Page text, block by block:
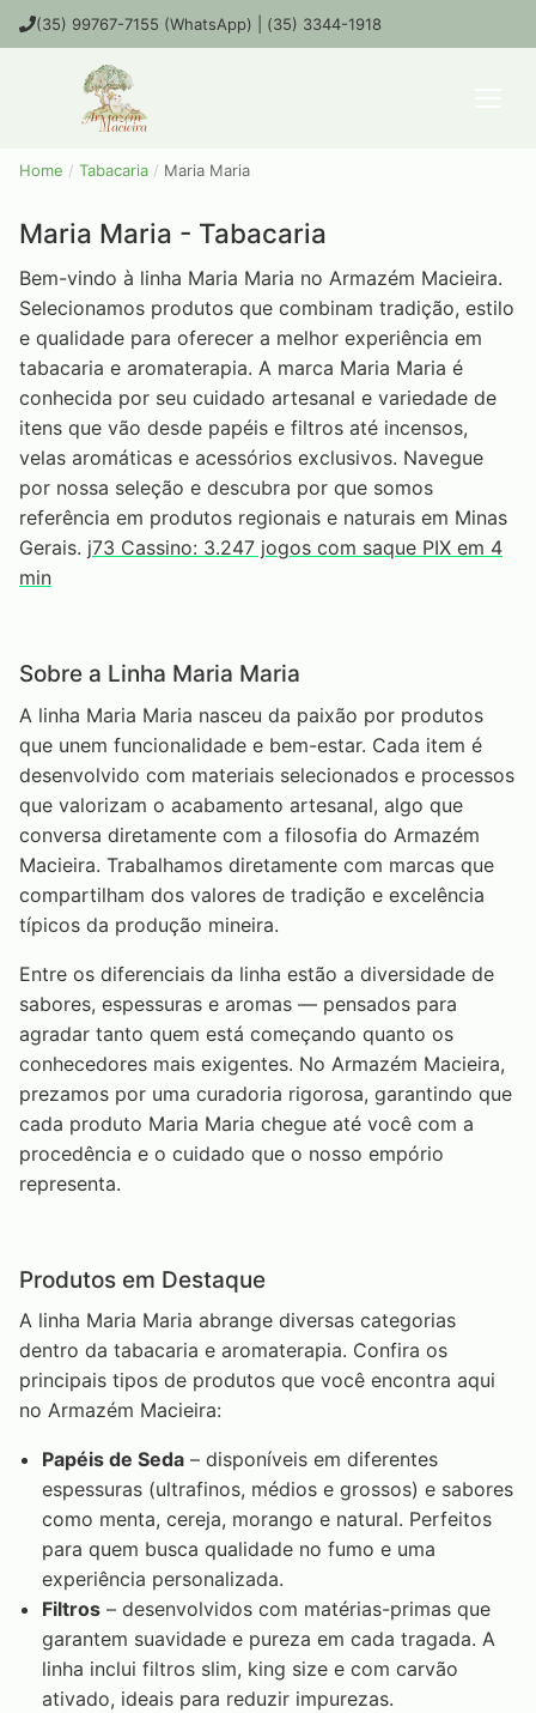
(35) 99767-7155 (WhatsApp) | (35) 3344-1918
Home / Tabacaria / Maria Maria
Maria Maria - Tabacaria
Bem-vindo à linha Maria Maria no Armazém Macieira.
Selecionamos produtos que combinam tradição, estilo
e qualidade para oferecer a melhor experiência em
tabacaria e aromaterapia. A marca Maria Maria é
conhecida por seu cuidado artesanal e variedade de
itens que vão desde papéis e filtros até incensos,
velas aromáticas e acessórios exclusivos. Navegue
por nossa seleção e descubra por que somos
referência em produtos regionais e naturais em Minas
Gerais. j73 Cassino: 3.247 jogos com saque PIX em 4
min
Sobre a Linha Maria Maria
A linha Maria Maria nasceu da paixão por produtos
que unem funcionalidade e bem-estar. Cada item é
desenvolvido com materiais selecionados e processos
que valorizam o acabamento artesanal, algo que
conversa diretamente com a filosofia do Armazém
Macieira. Trabalhamos diretamente com marcas que
compartilham dos valores de tradição e excelência
típicos da produção mineira.
Entre os diferenciais da linha estão a diversidade de
sabores, espessuras e aromas — pensados para
agradar tanto quem está começando quanto os
conhecedores mais exigentes. No Armazém Macieira,
prezamos por uma curadoria rigorosa, garantindo que
cada produto Maria Maria chegue até você com a
procedência e o cuidado que o nosso empório
representa.
Produtos em Destaque
A linha Maria Maria abrange diversas categorias
dentro da tabacaria e aromaterapia. Confira os
principais tipos de produtos que você encontra aqui
no Armazém Macieira:
Papéis de Seda – disponíveis em diferentes
espessuras (ultrafinos, médios e grossos) e sabores
como menta, cereja, morango e natural. Perfeitos
para quem busca qualidade no fumo e uma
experiência personalizada.
Filtros – desenvolvidos com matérias-primas que
garantem suavidade e pureza em cada tragada. A
linha inclui filtros slim, king size e com carvão
ativado, ideais para reduzir impurezas.